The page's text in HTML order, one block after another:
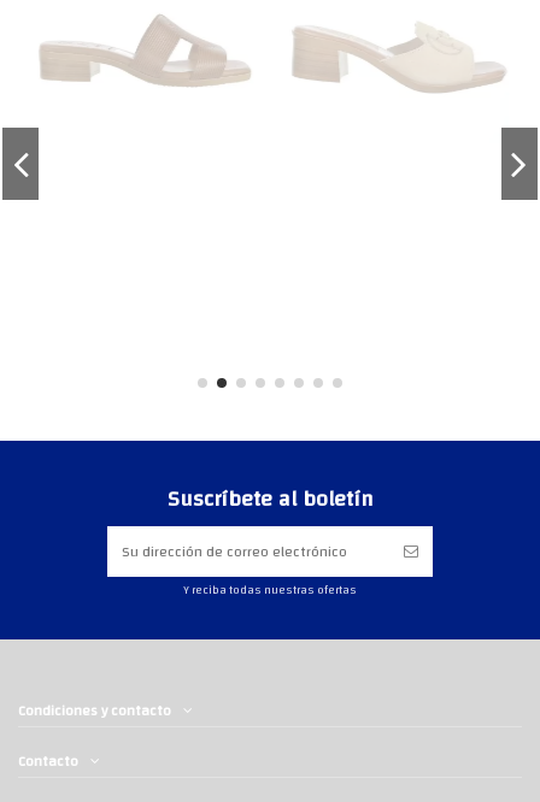
Suscríbete al boletín
Y reciba todas nuestras ofertas
Condiciones y contacto
Contacto